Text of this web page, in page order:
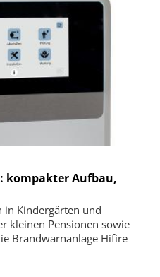
kompakter Aufbau,
in Kindergärten und
kleinen Pensionen sowie
Brandwarnanlage Hifire